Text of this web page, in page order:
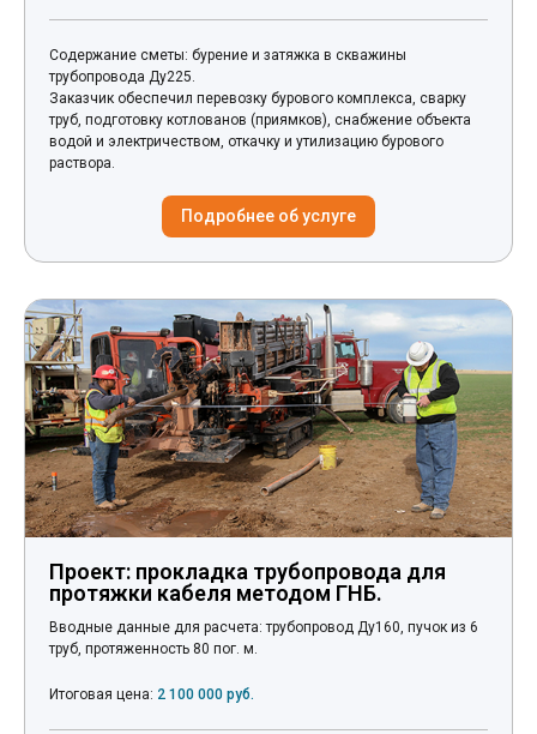
Содержание сметы: бурение и затяжка в скважины
трубопровода Ду225.
Заказчик обеспечил перевозку бурового комплекса, сварку
труб, подготовку котлованов (приямков), снабжение объекта
водой и электричеством, откачку и утилизацию бурового
раствора.
Подробнее об услуге
Проект: прокладка трубопровода для
протяжки кабеля методом ГНБ.
Вводные данные для расчета: трубопровод Ду160, пучок из 6
труб, протяженность 80 пог. м.
Итоговая цена: 2 100 000 руб.